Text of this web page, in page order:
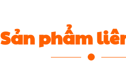
Sản phẩm